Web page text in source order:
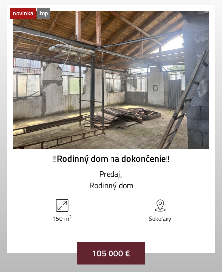
novinka top
‼️Rodinný dom na dokončenie‼️
Predaj
Rodinný dom
150 m2 Sokoľany
105 000 €